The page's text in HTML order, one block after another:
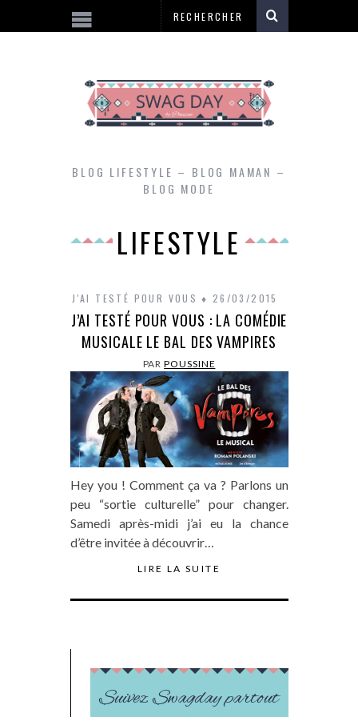
BLOG LIFESTYLE – BLOG MAMAN –
BLOG MODE
LIFESTYLE
J'AI TESTÉ POUR VOUS 26/03/2015
J’AI TESTÉ POUR VOUS : LA COMÉDIE
MUSICALE LE BAL DES VAMPIRES
PARPOUSSINE
Hey you ! Comment ça va ? Parlons un
peu “sortie culturelle” pour changer.
Samedi après-midi j’ai eu la chance
d’être invitée à découvrir…
LIRE LA SUITE
Suivez Swagday partout